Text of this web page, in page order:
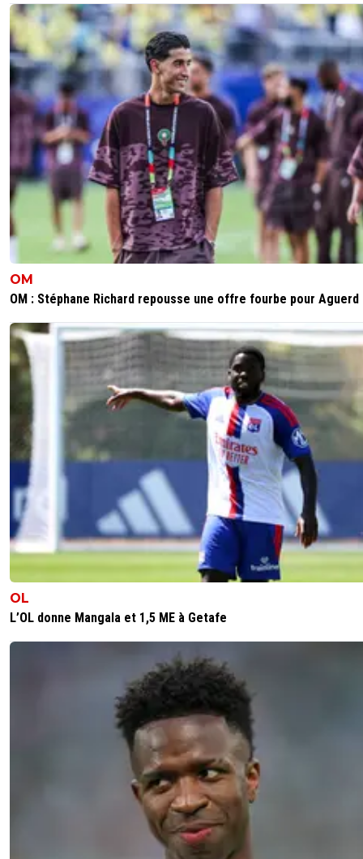
OM
OM : Stéphane Richard repousse une offre fourbe pour Aguerd
OL
L’OL donne Mangala et 1,5 ME à Getafe